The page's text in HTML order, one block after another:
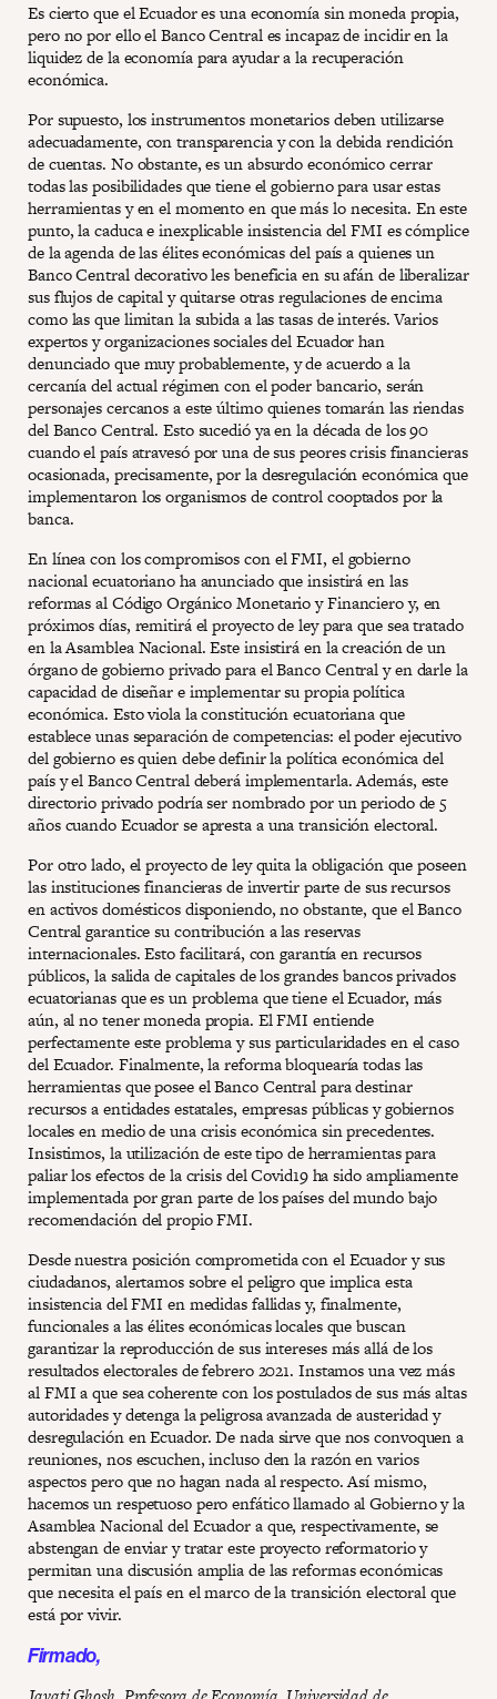
Es cierto que el Ecuador es una economía sin moneda propia,
pero no por ello el Banco Central es incapaz de incidir en la
liquidez de la economía para ayudar a la recuperación
económica.
Por supuesto, los instrumentos monetarios deben utilizarse
adecuadamente, con transparencia y con la debida rendición
de cuentas. No obstante, es un absurdo económico cerrar
todas las posibilidades que tiene el gobierno para usar estas
herramientas y en el momento en que más lo necesita. En este
punto, la caduca e inexplicable insistencia del FMI es cómplice
de la agenda de las élites económicas del país a quienes un
Banco Central decorativo les beneficia en su afán de liberalizar
sus flujos de capital y quitarse otras regulaciones de encima
como las que limitan la subida a las tasas de interés. Varios
expertos y organizaciones sociales del Ecuador han
denunciado que muy probablemente, y de acuerdo a la
cercanía del actual régimen con el poder bancario, serán
personajes cercanos a este último quienes tomarán las riendas
del Banco Central. Esto sucedió ya en la década de los 90
cuando el país atravesó por una de sus peores crisis financieras
ocasionada, precisamente, por la desregulación económica que
implementaron los organismos de control cooptados por la
banca.
En línea con los compromisos con el FMI, el gobierno
nacional ecuatoriano ha anunciado que insistirá en las
reformas al Código Orgánico Monetario y Financiero y, en
próximos días, remitirá el proyecto de ley para que sea tratado
en la Asamblea Nacional. Este insistirá en la creación de un
órgano de gobierno privado para el Banco Central y en darle la
capacidad de diseñar e implementar su propia política
económica. Esto viola la constitución ecuatoriana que
establece unas separación de competencias: el poder ejecutivo
del gobierno es quien debe definir la política económica del
país y el Banco Central deberá implementarla. Además, este
directorio privado podría ser nombrado por un periodo de 5
años cuando Ecuador se apresta a una transición electoral.
Por otro lado, el proyecto de ley quita la obligación que poseen
las instituciones financieras de invertir parte de sus recursos
en activos domésticos disponiendo, no obstante, que el Banco
Central garantice su contribución a las reservas
internacionales. Esto facilitará, con garantía en recursos
públicos, la salida de capitales de los grandes bancos privados
ecuatorianas que es un problema que tiene el Ecuador, más
aún, al no tener moneda propia. El FMI entiende
perfectamente este problema y sus particularidades en el caso
del Ecuador. Finalmente, la reforma bloquearía todas las
herramientas que posee el Banco Central para destinar
recursos a entidades estatales, empresas públicas y gobiernos
locales en medio de una crisis económica sin precedentes.
Insistimos, la utilización de este tipo de herramientas para
paliar los efectos de la crisis del Covid19 ha sido ampliamente
implementada por gran parte de los países del mundo bajo
recomendación del propio FMI.
Desde nuestra posición comprometida con el Ecuador y sus
ciudadanos, alertamos sobre el peligro que implica esta
insistencia del FMI en medidas fallidas y, finalmente,
funcionales a las élites económicas locales que buscan
garantizar la reproducción de sus intereses más allá de los
resultados electorales de febrero 2021. Instamos una vez más
al FMI a que sea coherente con los postulados de sus más altas
autoridades y detenga la peligrosa avanzada de austeridad y
desregulación en Ecuador. De nada sirve que nos convoquen a
reuniones, nos escuchen, incluso den la razón en varios
aspectos pero que no hagan nada al respecto. Así mismo,
hacemos un respetuoso pero enfático llamado al Gobierno y la
Asamblea Nacional del Ecuador a que, respectivamente, se
abstengan de enviar y tratar este proyecto reformatorio y
permitan una discusión amplia de las reformas económicas
que necesita el país en el marco de la transición electoral que
está por vivir.
Firmado,